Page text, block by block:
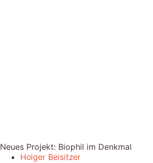
Neues Projekt: Biophil im Denkmal
Holger Beisitzer